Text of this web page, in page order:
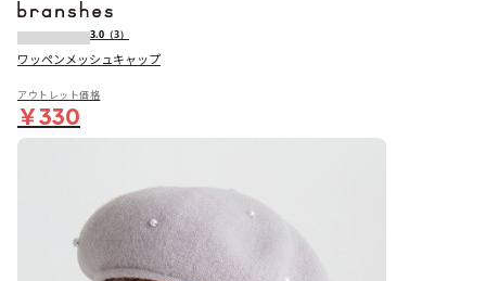
3.0 （3）
ワッペンメッシュキャップ
アウトレット価格
￥330